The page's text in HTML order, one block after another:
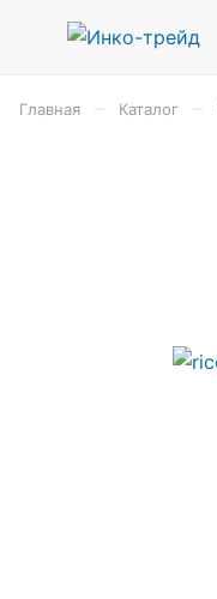
Главная Каталог